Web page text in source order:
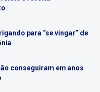
para “se vingar” de
conseguiram em anos